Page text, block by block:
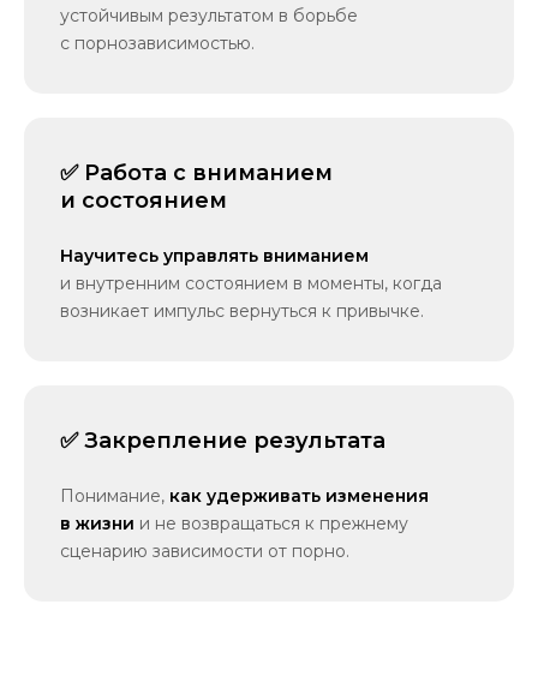
устойчивым результатом в борьбе
с порнозависимостью.
✅ Работа с вниманием
и состоянием
Научитесь управлять вниманием
и внутренним состоянием в моменты, когда
возникает импульс вернуться к привычке.
✅ Закрепление результата
Понимание, как удерживать изменения
в жизни и не возвращаться к прежнему
сценарию зависимости от порно.